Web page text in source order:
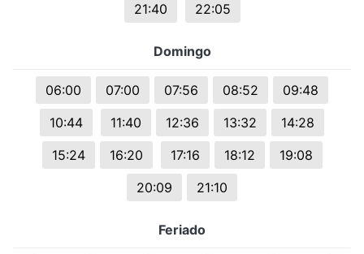
21:40
22:05
Domingo
06:00 07:00 07:56 08:52
09:48
10:44
11:40 12:36 13:32
14:28
15:24
16:20 17:16 18:12
19:08
20:09
21:10
Feriado